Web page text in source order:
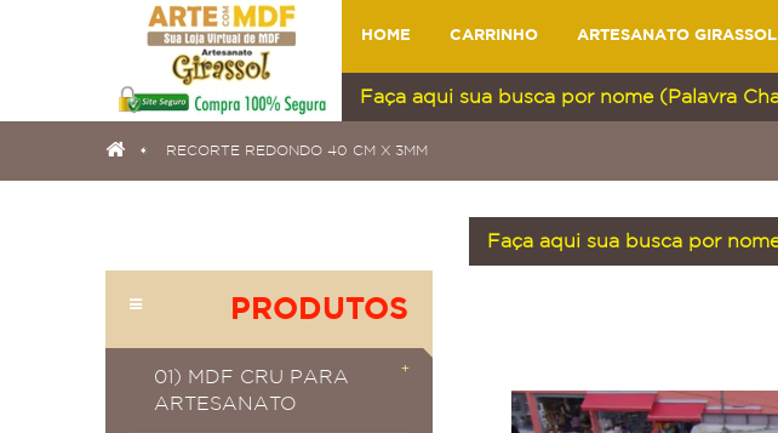
HOME CARRINHO ARTESANATO GIRASSOL
RECORTE REDONDO 40 CM X 3MM
PRODUTOS
01) MDF CRU PARA
ARTESANATO